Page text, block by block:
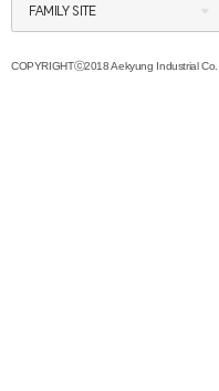
FAMILY SITE
COPYRIGHTⓒ2018 Aekyung Industrial